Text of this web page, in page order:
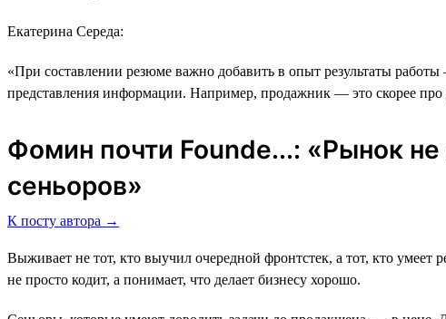
Екатерина Середа:
«При составлении резюме важно добавить в опыт результаты
представления информации. Например, продажник ― это скорее
Фомин почти Founde...: «Рынок
сеньоров»
К посту автора →
Выживает не тот, кто выучил очередной фронтстек, а тот, кто умеет
не просто кодит, а понимает, что делает бизнесу хорошо.